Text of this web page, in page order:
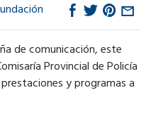
de comunicación, este
Provincial de Policía
y programas a